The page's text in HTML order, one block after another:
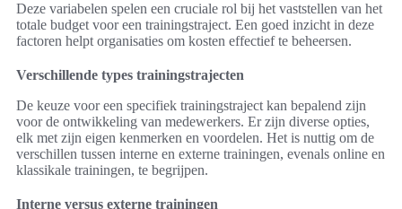
Deze variabelen spelen een cruciale rol bij het vaststellen van het
totale budget voor een trainingstraject. Een goed inzicht in deze
factoren helpt organisaties om kosten effectief te beheersen.
Verschillende types trainingstrajecten
De keuze voor een specifiek trainingstraject kan bepalend zijn
voor de ontwikkeling van medewerkers. Er zijn diverse opties,
elk met zijn eigen kenmerken en voordelen. Het is nuttig om de
verschillen tussen interne en externe trainingen, evenals online en
klassikale trainingen, te begrijpen.
Interne versus externe trainingen